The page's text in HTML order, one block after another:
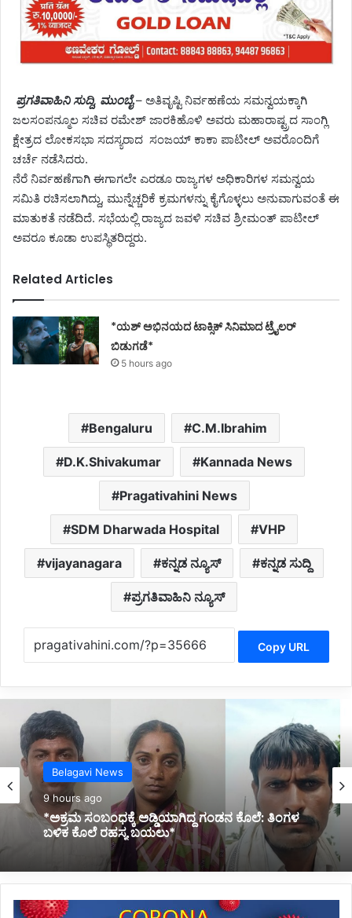
ಪ್ರಗತಿವಾಹಿನಿ ಸುದ್ದಿ, ಮುಂಬೈ– ಅತಿವೃಷ್ಟಿ ನಿರ್ವಹಣೆಯ ಸಮನ್ವಯಕ್ಕಾಗಿ
ಜಲಸಂಪನ್ಮೂಲ ಸಚಿವ ರಮೇಶ್ ಜಾರಕಿಹೊಳಿ‌ ಅವರು ಮಹಾರಾಷ್ಟ್ರದ ಸಾಂಗ್ಲಿ
ಕ್ಷೇತ್ರದ ಲೋಕಸಭಾ ಸದಸ್ಯರಾದ ಸಂಜಯ್ ಕಾಕಾ‌ ಪಾಟೀಲ್ ಅವರೊಂದಿಗೆ
ಚರ್ಚೆ ನಡೆಸಿದರು.
ನೆರೆ ನಿರ್ವಹಣೆಗಾಗಿ ಈಗಾಗಲೇ ಎರಡೂ ರಾಜ್ಯಗಳ ಅಧಿಕಾರಿಗಳ ಸಮನ್ವಯ
ಸಮಿತಿ ರಚಿಸಲಾಗಿದ್ದು, ಮುನ್ನೆಚ್ಚರಿಕೆ ಕ್ರಮಗಳನ್ನು ಕೈಗೊಳ್ಳಲು‌ ಅನುವಾಗುವಂತೆ ಈ‌
ಮಾತುಕತೆ ನಡೆದಿದೆ. ಸಭೆಯಲ್ಲಿ ‌ರಾಜ್ಯದ ಜವಳಿ ಸಚಿವ ಶ್ರೀಮಂತ್ ಪಾಟೀಲ್
‌ಅವರೂ ಕೂಡಾ ಉಪಸ್ಥಿತರಿದ್ದರು.
Related Articles
*ಯಶ್ ಅಭಿನಯದ ಟಾಕ್ಸಿಕ್ ಸಿನಿಮಾದ ಟ್ರೈಲರ್
ಬಿಡುಗಡೆ*
5 hours ago
Bengaluru C.M.Ibrahim
D.K.Shivakumar Kannada News
Pragativahini News
SDM Dharwada Hospital VHP
vijayanagara ಕನ್ನಡ ನ್ಯೂಸ್ ಕನ್ನಡ ಸುದ್ದಿ
ಪ್ರಗತಿವಾಹಿನಿ ನ್ಯೂಸ್
Copy URL
Belagavi News
9 hours ago
Belagavi News
9 hours ago
*ನಿಂತಿದ್ದ ಟ್ರಕ್‌ಗೆ ಬೈಕ್ ಡಿಕ್ಕಿ; ಸವಾರ ಸಾವು*
ಇಂ